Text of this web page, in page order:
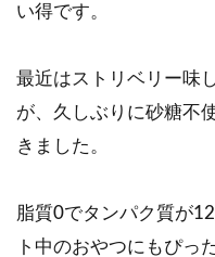
い得です。
最近はストリベリー味
が、久しぶりに砂糖不
きました。
脂質0でタンパク質が
ト中のおやつにもぴっ